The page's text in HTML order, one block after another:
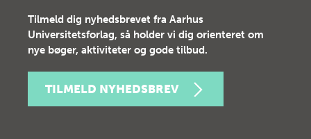
Tilmeld dig nyhedsbrevet fra Aarhus
Universitetsforlag, så holder vi dig orienteret om
nye bøger, aktiviteter og gode tilbud.
TILMELD NYHEDSBREV